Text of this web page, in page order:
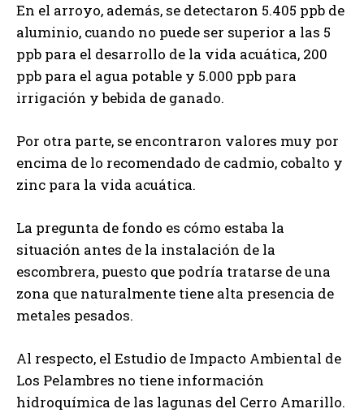
En el arroyo, además, se detectaron 5.405 ppb de
aluminio, cuando no puede ser superior a las 5
ppb para el desarrollo de la vida acuática, 200
ppb para el agua potable y 5.000 ppb para
irrigación y bebida de ganado.
Por otra parte, se encontraron valores muy por
encima de lo recomendado de cadmio, cobalto y
zinc para la vida acuática.
La pregunta de fondo es cómo estaba la
situación antes de la instalación de la
escombrera, puesto que podría tratarse de una
zona que naturalmente tiene alta presencia de
metales pesados.
Al respecto, el Estudio de Impacto Ambiental de
Los Pelambres no tiene información
hidroquímica de las lagunas del Cerro Amarillo.